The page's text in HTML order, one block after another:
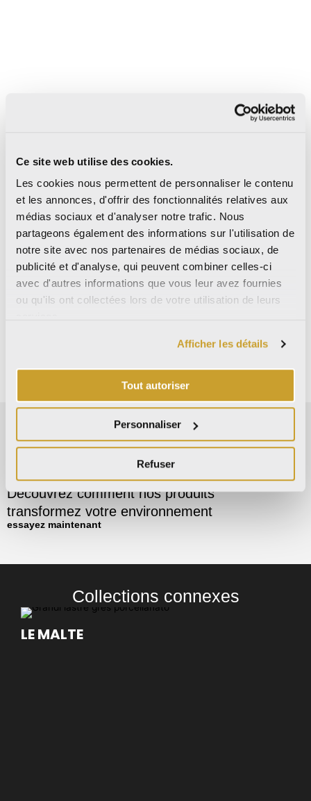
Ce site web utilise des cookies.
Les cookies nous permettent de personnaliser le contenu
et les annonces, d'offrir des fonctionnalités relatives aux
médias sociaux et d'analyser notre trafic. Nous
partageons également des informations sur l'utilisation de
notre site avec nos partenaires de médias sociaux, de
publicité et d'analyse, qui peuvent combiner celles-ci
avec d'autres informations que vous leur avez fournies
ou qu'ils ont collectées lors de votre utilisation de leurs
Afficher les détails
Tout autoriser
Personnaliser
Refuser
9 mm
Jolly 1,2×20
1/2”x8”
Matte | Glossy
9 mm
Decor mix 7,5×15
3”x6”
Matte | Glossy
3”x6”
Découvrez comment nos produits
transformez votre environnement
essayez maintenant
Collections connexes
LE MALTE